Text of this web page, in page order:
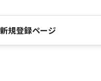
規登録ページ